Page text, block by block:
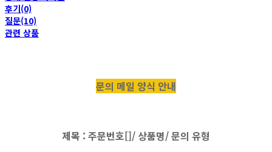
후기(0)
질문(10)
관련 상품
문의 메일 양식 안내
제목 : 주문번호[]/ 상품명/ 문의 유형